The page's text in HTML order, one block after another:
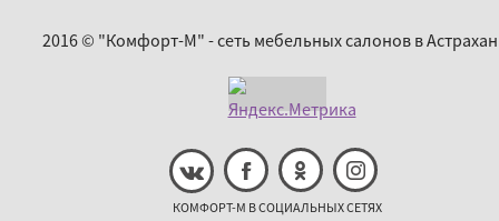
2016 © "Комфорт-М" - сеть мебельных салонов в
КОМФОРТ-М В СОЦИАЛЬНЫХ СЕТЯХ